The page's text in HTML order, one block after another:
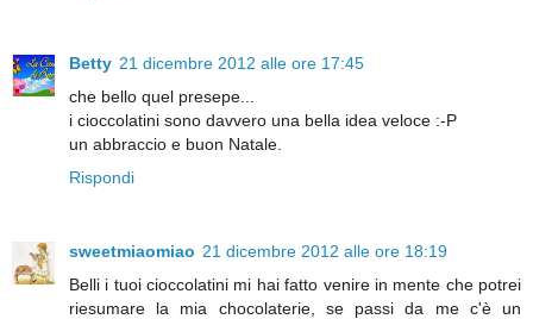
Betty 21 dicembre 2012 alle ore 17:45
che bello quel presepe...
i cioccolatini sono davvero una bella idea veloce :-P
un abbraccio e buon Natale.
Rispondi
sweetmiaomiao 21 dicembre 2012 alle ore 18:19
Belli i tuoi cioccolatini mi hai fatto venire in mente che potrei
riesumare la mia chocolaterie, se passi da me c'è un